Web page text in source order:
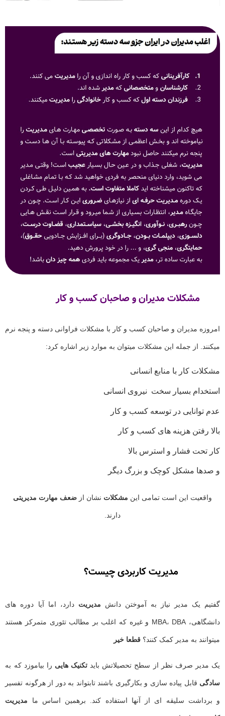
مشکلات مدیران و صاحبان کسب و کار
امروزه مدیران و صاحبان کسب و کار با مشکلات فراوانی دسته و پنجه نرم
میکنند. از جمله این مشکلات میتوان به موارد زیر اشاره کرد:
مشکلات کار با منابع انسانی
استخدام بسیار سخت نیروی انسانی
عدم توانایی در توسعه کسب و کار
بالا رفتن هزینه های کسب و کار
کار تحت فشار و استرس بالا
و صدها مشکل کوچک و بزرگ دیگر
واقعیت این است تمامی این مشکلات نشان از ضعف مهارت مدیریتی
دارند.
مدیریت کاربردی چیست؟
گفتیم یک مدیر نیاز به آموختن دانش مدیریت دارد، اما آیا دوره های
دانشگاهی، MBA، DBA و غیره که اغلب بر مطالب تئوری متمرکز هستند
میتوانند به مدیر کمک کنند؟ قطعا خیر
یک مدیر صرف نظر از سطح تحصیلاتش باید تکنیک هایی را بیاموزد که به
سادگی قابل پیاده سازی و بکارگیری باشند تابتواند به دور از هرگونه تفسیر
و برداشت سلیقه ای از آنها استفاده کند. برهمین اساس ما مدیریت